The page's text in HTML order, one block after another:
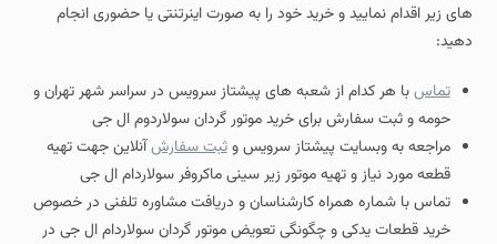
های زیر اقدام نمایید و خرید خود را به صورت اینرتنتی یا حضوری انجام
دهید:
تماسبا هر کدام از شعبه های پیشتاز سرویس در سراسر شهر تهران و
حومه و ثبت سفارش برای خرید موتور گردان سولاردوم ال جی
مراجعه به وبسایت پیشتاز سرویس وثبت سفارشآنلاین جهت تهیه
قطعه مورد نیاز و تهیه موتور زیر سینی ماکروفر سولاردام ال جی
تماس با شماره همراه کارشناسان و دریافت مشاوره تلفنی در خصوص
خرید قطعات یدکی و چگونگی تعویض موتور گردان سولاردام ال جی در